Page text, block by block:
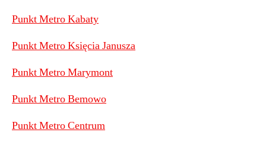
Punkt Metro Kabaty
Punkt Metro Księcia Janusza
Punkt Metro Marymont
Punkt Metro Bemowo
Punkt Metro Centrum